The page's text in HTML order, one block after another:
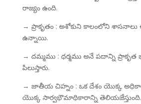
రాజ్యం ఉంది.
→ ప్రాకృతం : అశోకుని కాలంలోని
ఉన్నాయి.
→ దమ్మము : ధర్మము అనే పదాన్ని
పిలుస్తారు.
→ జాతీయ చిహ్నం : ఒక దేశం యొక్క
యొక్క సార్వభౌమాధికారాన్ని తెలియజేస్తుంది.